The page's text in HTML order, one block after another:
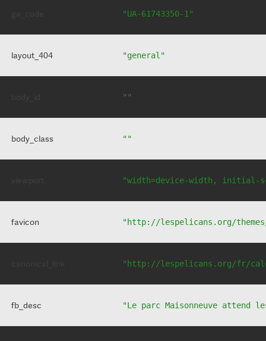
"UA-61743350-1"
layout_404 "general"
""
body_class ""
"width=device-width, initial-
favicon "http://lespelicans.org/
"http://lespelicans.org/fr/
fb_desc "Le parc Maisonneuve attend